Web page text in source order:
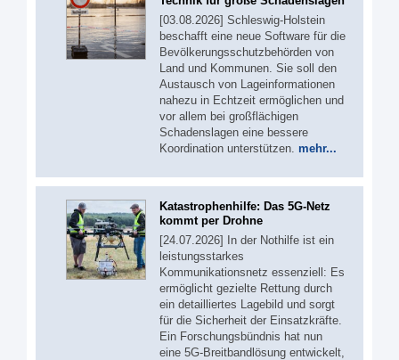
[03.08.2026] Schleswig-Holstein
beschafft eine neue Software für die
Bevölkerungsschutzbehörden von
Land und Kommunen. Sie soll den
Austausch von Lageinformationen
nahezu in Echtzeit ermöglichen und
vor allem bei großflächigen
Schadenslagen eine bessere
Koordination unterstützen. mehr...
Katastrophenhilfe: Das 5G-Netz
kommt per Drohne
[24.07.2026] In der Nothilfe ist ein
leistungsstarkes
Kommunikationsnetz essenziell: Es
ermöglicht gezielte Rettung durch
ein detailliertes Lagebild und sorgt
für die Sicherheit der Einsatzkräfte.
Ein Forschungsbündnis hat nun
eine 5G-Breitbandlösung entwickelt,